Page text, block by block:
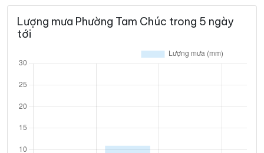
Lượng mưa Phường Tam Chúc trong 5 ngày
tới